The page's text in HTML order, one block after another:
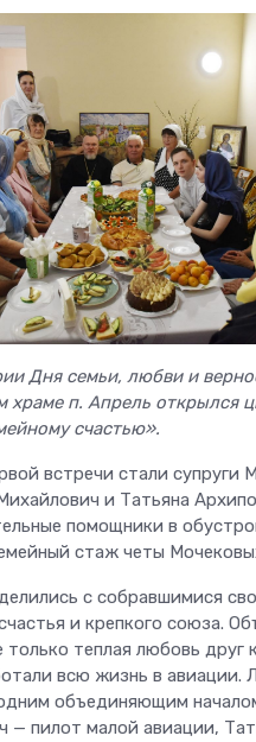
Дня семьи, любви и
храме п. Апрель открылся
счастью».
встречи стали супруги
и Татьяна
помощники в
стаж четы
с собравшимися
и крепкого союза.
только теплая любовь друг
всю жизнь в авиации.
объединяющим
— пилот малой авиации,